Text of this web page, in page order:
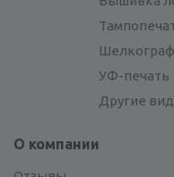
УФ-печать
Другие
О компании